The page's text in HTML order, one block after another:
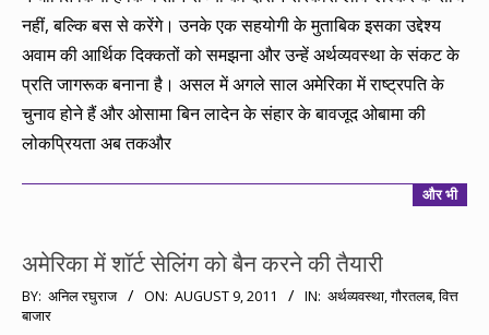
नहीं, बल्कि बस से करेंगे। उनके एक सहयोगी के मुताबिक इसका उद्देश्य
अवाम की आर्थिक दिक्कतों को समझना और उन्हें अर्थव्यवस्था के संकट के
प्रति जागरूक बनाना है। असल में अगले साल अमेरिका में राष्ट्रपति के
चुनाव होने हैं और ओसामा बिन लादेन के संहार के बावजूद ओबामा की
लोकप्रियता अब तकऔर
और भी
अमेरिका में शॉर्ट सेलिंग को बैन करने की तैयारी
2011-
08-
BY: अनिल रघुराज ON: AUGUST 9, 2011 IN: अर्थव्यवस्था,गौरतलब,वित्त
बाजार